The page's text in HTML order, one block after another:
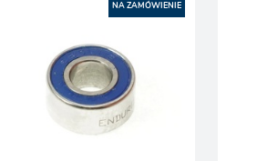
NA ZAMÓWIENIE